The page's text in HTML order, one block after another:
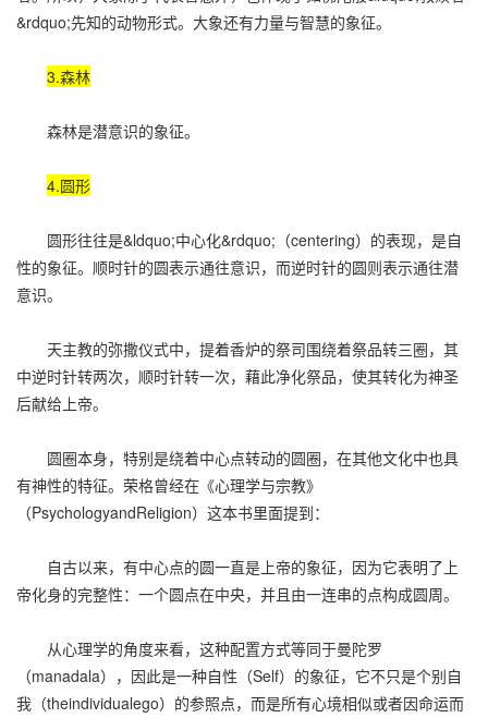
&rdquo;先知的动物形式。大象还有力量与智慧的象征。
3.森林
森林是潜意识的象征。
4.圆形
圆形往往是&ldquo;中心化&rdquo;（centering）的表现，是自
性的象征。顺时针的圆表示通往意识，而逆时针的圆则表示通往潜
意识。
天主教的弥撒仪式中，提着香炉的祭司围绕着祭品转三圈，其
中逆时针转两次，顺时针转一次，藉此净化祭品，使其转化为神圣
后献给上帝。
圆圈本身，特别是绕着中心点转动的圆圈，在其他文化中也具
有神性的特征。荣格曾经在《心理学与宗教》
（PsychologyandReligion）这本书里面提到：
自古以来，有中心点的圆一直是上帝的象征，因为它表明了上
帝化身的完整性：一个圆点在中央，并且由一连串的点构成圆周。
从心理学的角度来看，这种配置方式等同于曼陀罗
（manadala），因此是一种自性（Self）的象征，它不只是个别自
我（theindividualego）的参照点，而是所有心境相似或者因命运而